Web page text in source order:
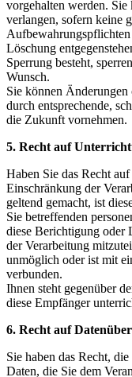
vorgehalten werden.
verlangen, sofern keine
Aufbewahrungspflichten
Löschung
Sperrung besteht,
Wunsch.
Sie können
durch entsprechende,
die Zukunft vornehmen.
5. Recht auf
Haben Sie das Recht
Einschränkung der
geltend gemacht, ist
Sie betreffenden
diese Berichtigung oder
der Verarbeitung
unmöglich oder ist mit
verbunden.
Ihnen steht gegenüber
diese Empfänger
6. Recht auf
Sie haben das Recht,
Daten, die Sie dem